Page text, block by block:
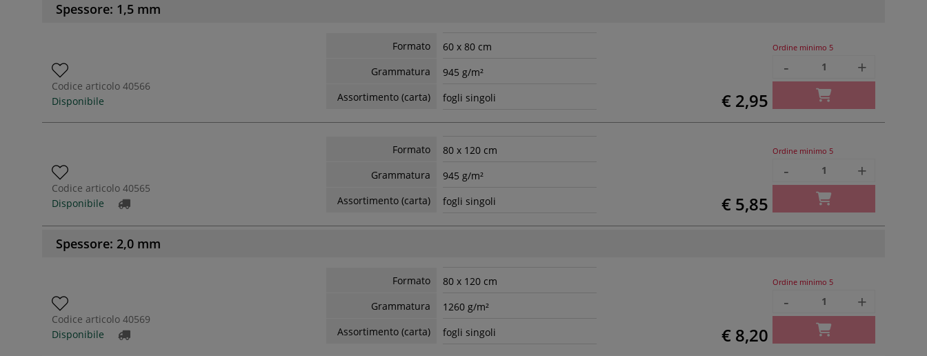
Spessore: 1,5 mm
Codice articolo 40566
Disponibile
Formato
60 x 80 cm
Grammatura
945 g/m²
Assortimento (carta)
fogli singoli € 2,95
Ordine minimo 5
- +
Codice articolo 40565
Disponibile
Formato
80 x 120 cm
Grammatura
945 g/m²
Assortimento (carta)
fogli singoli € 5,85
Ordine minimo 5
- +
Spessore: 2,0 mm
Codice articolo 40569
Disponibile
Formato
80 x 120 cm
Grammatura
1260 g/m²
Assortimento (carta)
fogli singoli € 8,20
Ordine minimo 5
- +